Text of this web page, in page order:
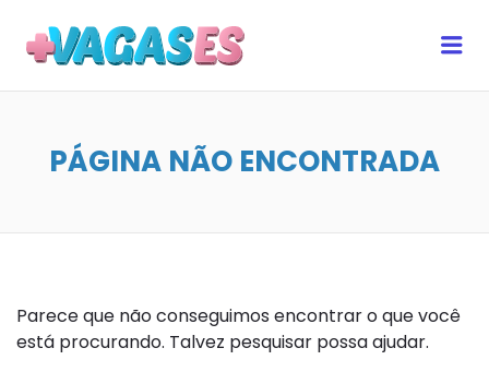
PÁGINA NÃO ENCONTRADA
Parece que não conseguimos encontrar o que você
está procurando. Talvez pesquisar possa ajudar.